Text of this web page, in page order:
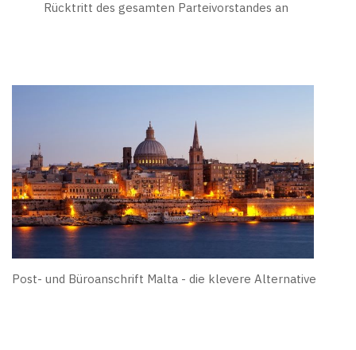
Rücktritt des gesamten Parteivorstandes an
Post- und Büroanschrift Malta - die klevere Alternative